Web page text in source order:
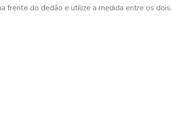
frente do dedão e utilize a medida entre os dois.